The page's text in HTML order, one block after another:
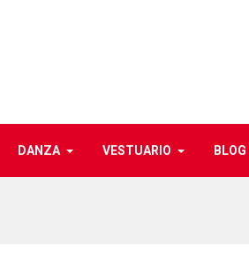
DANZA VESTUARIO BLOG